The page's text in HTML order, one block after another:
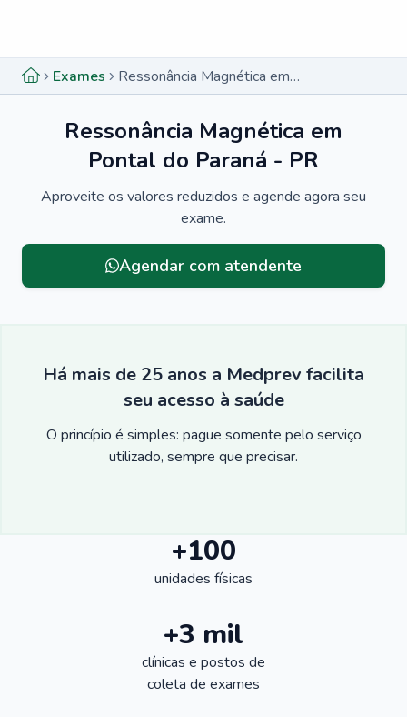
Exames Ressonância Magnética em Pontal do Paraná - PR
Ressonância Magnética em
Pontal do Paraná - PR
Aproveite os valores reduzidos e agende agora seu
exame.
Agendar com atendente
Há mais de 25 anos a Medprev facilita
seu acesso à saúde
O princípio é simples: pague somente pelo serviço
utilizado, sempre que precisar.
+100
unidades físicas
+3 mil
clínicas e postos de
coleta de exames